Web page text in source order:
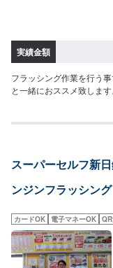
実績金額
フラッシング作業を行う
と一緒におススメ致します
スーパーセルフ新
ンジンフラッシング
カードOK 電子マネーOK